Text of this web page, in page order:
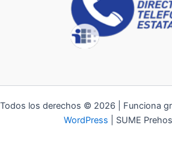
Todos los derechos © 2026 | Funciona
WordPress | SUME